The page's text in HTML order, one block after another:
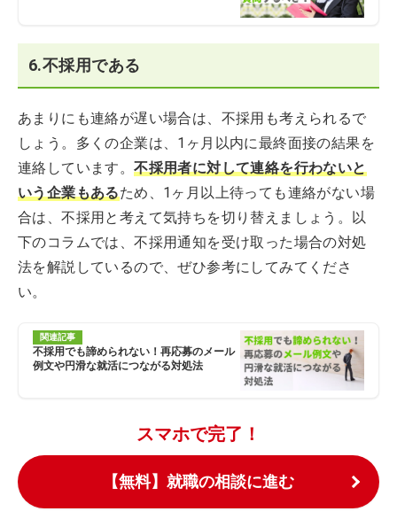
6.不採用である
あまりにも連絡が遅い場合は、不採用も考えられるで
しょう。多くの企業は、1ヶ月以内に最終面接の結果を
連絡しています。不採用者に対して連絡を行わないと
いう企業もあるため、1ヶ月以上待っても連絡がない場
合は、不採用と考えて気持ちを切り替えましょう。以
下のコラムでは、不採用通知を受け取った場合の対処
法を解説しているので、ぜひ参考にしてみてくださ
い。
関連記事
不採用でも諦められない！再応募のメール
例文や円滑な就活につながる対処法
スマホで完了！
【無料】就職の相談に進む